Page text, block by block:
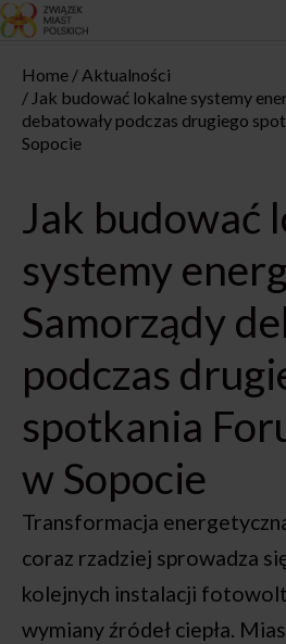
Home
Aktualności
Jak budować lokalne systemy
debatowały podczas drugiego
Sopocie
Jak budować
systemy
Samorządy
podczas
spotkania
w Sopocie
Transformacja
coraz rzadziej sprowadza
kolejnych instalacji
wymiany źródeł ciepła.